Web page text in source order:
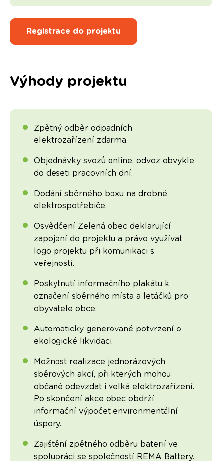
Registrace do projektu
Výhody projektu
Zpětný odběr odpadních
elektrozařízení zdarma.
Objednávky svozů online, odvoz obvykle
do deseti pracovních dní.
Dodání sběrného boxu na drobné
elektrospotřebiče.
Osvědčení Zelená obec deklarující
zapojení do projektu a právo využívat
logo projektu při komunikaci s
veřejností.
Poskytnutí informačního plakátu k
označení sběrného místa a letáčků pro
obyvatele obce.
Automaticky generované potvrzení o
ekologické likvidaci.
Možnost realizace jednorázových
sběrových akcí, při kterých mohou
občané odevzdat i velká elektrozařízení.
Po skončení akce obec obdrží
informační výpočet environmentální
úspory.
Zajištění zpětného odběru baterií ve
spolupráci se společností REMA Battery.